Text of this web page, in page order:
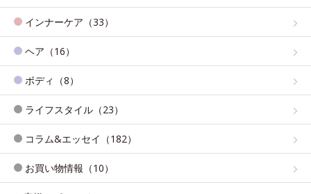
インナーケア（33）
ヘア（16）
ボディ（8）
ライフスタイル（23）
コラム&エッセイ（182）
お買い物情報（10）